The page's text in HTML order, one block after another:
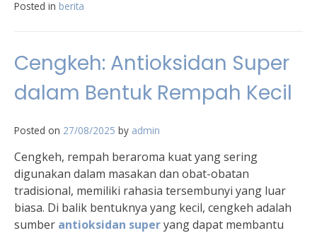
Posted in berita
Cengkeh: Antioksidan Super
dalam Bentuk Rempah Kecil
Posted on 27/08/2025 by admin
Cengkeh, rempah beraroma kuat yang sering
digunakan dalam masakan dan obat-obatan
tradisional, memiliki rahasia tersembunyi yang luar
biasa. Di balik bentuknya yang kecil, cengkeh adalah
sumber antioksidan superyang dapat membantu